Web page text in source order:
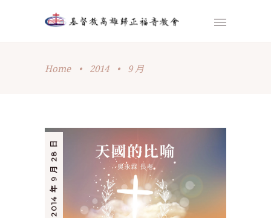
Home • 2014 • 9 月
2014 年 9 月 28 日